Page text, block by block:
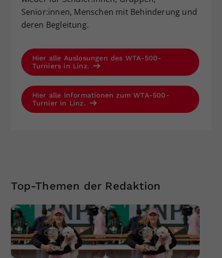
Senior:innen, Menschen mit Behinderung und
deren Begleitung.
Hier alle Auslosungen des WTA-500-
Turniers in Linz.
Hier alle Informationen zum WTA-500-
Turnier in Linz.
Top-Themen der Redaktion